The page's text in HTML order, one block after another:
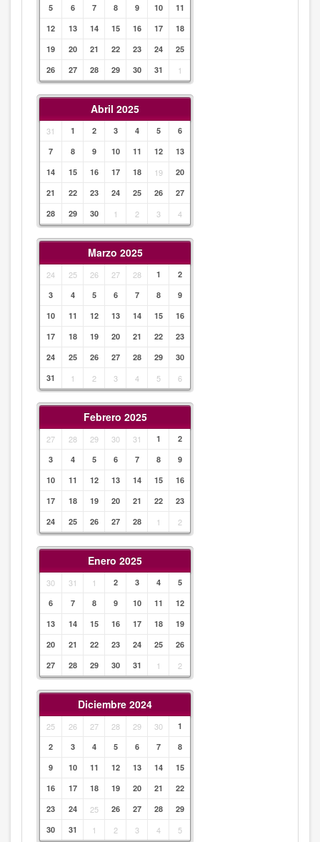
5 6 7 8 9 10
11
12
13 14 15 16 17
18
19
20 21 22 23 24
25
26
27 28 29 30 31 1
Abril 2025
31 1 2 3 4 5
6
7
8 9 10 11 12
13
14
15 16 17 18 19
20
21
22 23 24 25 26
27
28
29 30 1 2 3 4
Marzo 2025
24 25 26 27 28 1
2
3
4 5 6 7 8
9
10
11 12 13 14 15
16
17
18 19 20 21 22
23
24
25 26 27 28 29
30
31
1 2 3 4 5 6
Febrero 2025
27 28 29 30 31 1
2
3
4 5 6 7 8
9
10
11 12 13 14 15
16
17
18 19 20 21 22
23
24
25 26 27 28 1 2
Enero 2025
30 31 1 2 3 4
5
6
7 8 9 10 11
12
13
14 15 16 17 18
19
20
21 22 23 24 25
26
27
28 29 30 31 1 2
Diciembre 2024
25 26 27 28 29 30
1
2
3 4 5 6 7
8
9
10 11 12 13 14
15
16
17 18 19 20 21
22
23
24 25 26 27 28
29
30
31 1 2 3 4 5